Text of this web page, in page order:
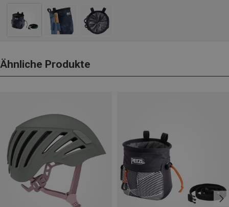
Ähnliche Produkte